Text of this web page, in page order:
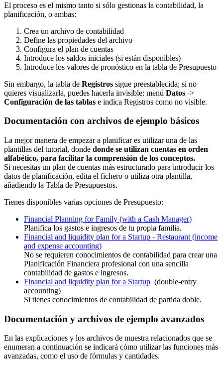
El proceso es el mismo tanto si sólo gestionas la contabilidad, la
planificación, o ambas:
Crea un archivo de contabilidad
Define las propiedades del archivo
Configura el plan de cuentas
Introduce los saldos iniciales (si están disponibles)
Introduce los valores de pronóstico en la tabla de Presupuesto
Sin embargo, la tabla de Registros sigue preestablecida; si no
quieres visualizarla, puedes hacerla invisible: menú Datos ->
Configuración de las tablas e indica Registros como no visible.
Documentación con archivos de ejemplo básicos
La mejor manera de empezar a planificar es utilizar una de las
plantillas del tutorial, donde donde se utilizan cuentas en orden
alfabético, para facilitar la comprensión de los conceptos.
Si necesitas un plan de cuentas más estructurado para introducir los
datos de planificación, edita el fichero o utiliza otra plantilla,
añadiendo la Tabla de Presupuestos.
Tienes disponibles varias opciones de Presupuesto:
Financial Planning for Family (with a Cash Manager)
Planifica los gastos e ingresos de tu propia familia.
Financial and liquidity plan for a Startup - Restaurant (income
and expense accounting)
No se requieren conocimientos de contabilidad para crear una
Planificación Financiera profesional con una sencilla
contabilidad de gastos e ingresos.
Financial and liquidity plan for a Startup (double-entry
accounting)
Si tienes conocimientos de contabilidad de partida doble.
Documentación y archivos de ejemplo avanzados
En las explicaciones y los archivos de muestra relacionados que se
enumeran a continuación se indicará cómo utilizar las funciones más
avanzadas, como el uso de fórmulas y cantidades.